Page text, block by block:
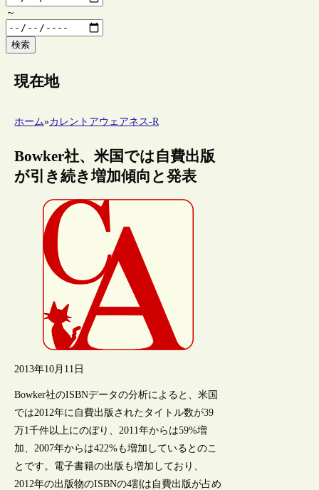
～
検索
現在地
ホーム»カレントアウェアネス-R
Bowker社、米国では自費出版
が引き続き増加傾向と発表
2013年10月11日
Bowker社のISBNデータの分析によると、米国
では2012年に自費出版されたタイトル数が39
万1千件以上にのぼり、2011年からは59%増
加、2007年からは422%も増加しているとのこ
とです。電子書籍の出版も増加しており、
2012年の出版物のISBNの4割は自費出版が占め